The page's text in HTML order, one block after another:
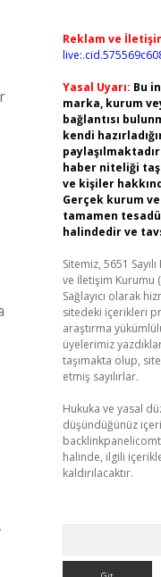
Reklam ve
Yasal Uyarı: Bu
marka, kurum
bağlantısı
kendi
haber niteliği
ve kişiler
Gerçek kurum
tamamen
halindedir ve
Sitemiz, 5651
ve İletişim Kurumu
Sağlayıcı olarak
sitedeki içerikleri
araştırma
üyelerimiz
taşımakta olup,
etmiş sayılırlar.
Hukuka ve yasal
düşündüğünüz
halinde, ilgili
kaldırılacaktır.